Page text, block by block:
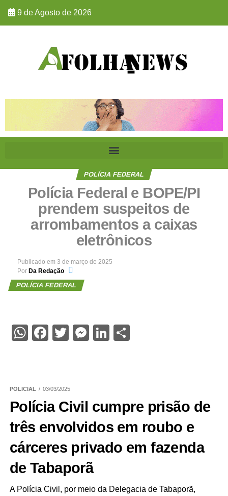
9 de Agosto de 2026
POLÍCIA FEDERAL
Polícia Federal e BOPE/PI
prendem suspeitos de
arrombamentos a caixas
eletrônicos
Publicado em 3 de março de 2025
Por Da Redação
POLÍCIA FEDERAL
WhatsApp
Facebook
Twitter
Messenger
LinkedIn
Share
POLICIAL 03/03/2025
Polícia Civil cumpre prisão de
três envolvidos em roubo e
cárceres privado em fazenda
de Tabaporã
A Polícia Civil, por meio da Delegacia de Tabaporã,